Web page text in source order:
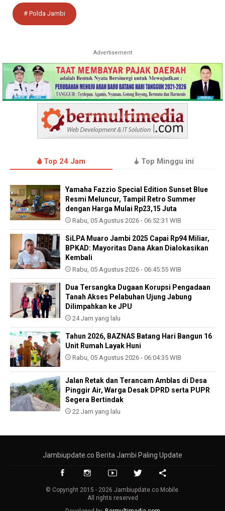
# Polda Jambi
Advertisement
Top 24 Jam Top Minggu ini
Yamaha Fazzio Special Edition Sunset Blue
Resmi Meluncur, Tampil Retro Summer
dengan Harga Mulai Rp23,15 Juta
Rabu, 05 Agustus 2026 - 06:52:31 WIB
SiLPA Muaro Jambi 2025 Capai Rp94 Miliar,
BPKAD: Mayoritas Dana Akan Dialokasikan
Kembali
Rabu, 05 Agustus 2026 - 06:45:55 WIB
Dua Tersangka Dugaan Korupsi Pengadaan
Tanah Akses Pelabuhan Ujung Jabung
Dilimpahkan ke JPU
24 Jam yang lalu
Tahun 2026, BAZNAS Batang Hari Bangun 16
Unit Rumah Layak Huni
Rabu, 05 Agustus 2026 - 06:04:35 WIB
Jalan Retak dan Terancam Amblas di Desa
Pinggir Air, Warga Desak DPRD serta PUPR
Segera Bertindak
22 Jam yang lalu
Jambiupdate.co Berita Jambi Paling Update
© Copyright 2015 - 2026 Jambiupdate.co Mobile.
All rights reserved